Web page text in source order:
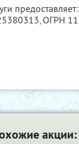
, ОГРН
акции: